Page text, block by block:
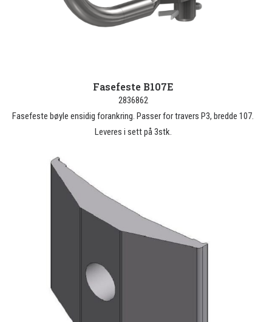
Fasefeste B107E
2836862
Fasefeste bøyle ensidig forankring. Passer for travers P3, bredde 107.
Leveres i sett på 3stk.